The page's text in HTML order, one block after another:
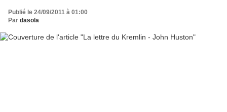
Publié le 24/09/2011 à 01:00
Par dasola